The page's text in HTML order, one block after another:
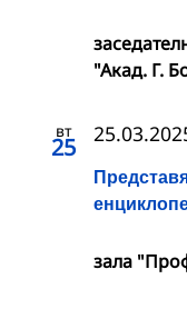
"Акад. Г.
вт
25
зала